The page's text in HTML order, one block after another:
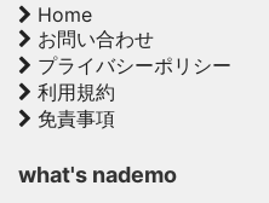
Home
お問い合わせ
プライバシーポリシー
利用規約
免責事項
what's nademo